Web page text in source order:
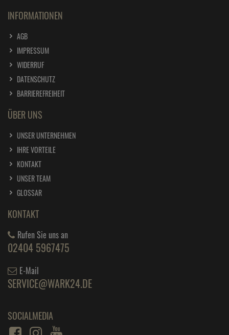
INFORMATIONEN
AGB
IMPRESSUM
WIDERRUF
DATENSCHUTZ
BARRIEREFREIHEIT
ÜBER UNS
UNSER UNTERNEHMEN
IHRE VORTEILE
KONTAKT
UNSER TEAM
GLOSSAR
KONTAKT
Rufen Sie uns an
02404 5967475
E-Mail
SERVICE@WARK24.DE
SOCIALMEDIA